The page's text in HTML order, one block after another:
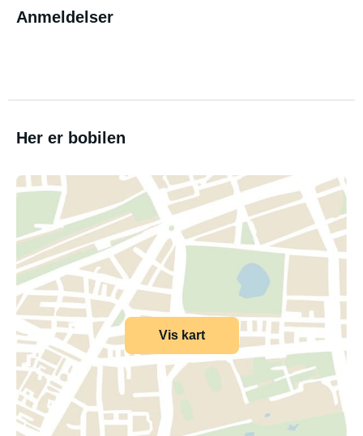
Anmeldelser
Her er bobilen
Vis kart